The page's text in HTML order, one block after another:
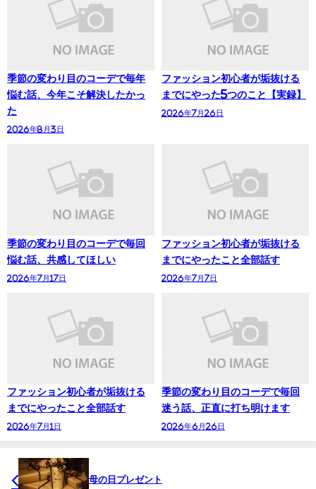
季節の変わり目のコーデで毎年
悩む話、今年こそ解決したかっ
た
2026年8月3日
ファッション初心者が垢抜ける
までにやった5つのこと【実録】
2026年7月26日
季節の変わり目のコーデで毎回
悩む話、共感してほしい
2026年7月17日
ファッション初心者が垢抜ける
までにやったこと全部話す
2026年7月7日
ファッション初心者が垢抜ける
までにやったこと全部話す
2026年7月1日
季節の変わり目のコーデで毎回
迷う話、正直に打ち明けます
2026年6月26日
母の日プレゼント